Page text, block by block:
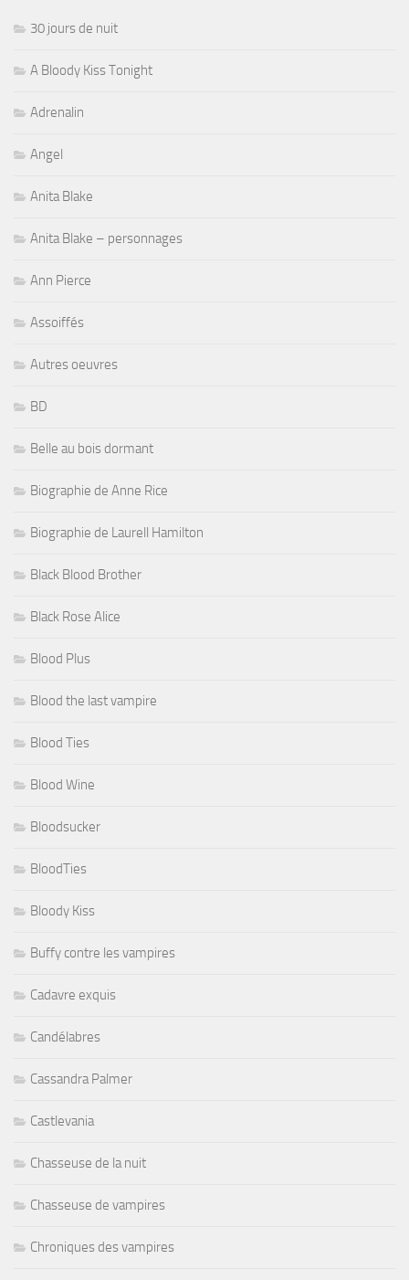
30 jours de nuit
A Bloody Kiss Tonight
Adrenalin
Angel
Anita Blake
Anita Blake – personnages
Ann Pierce
Assoiffés
Autres oeuvres
BD
Belle au bois dormant
Biographie de Anne Rice
Biographie de Laurell Hamilton
Black Blood Brother
Black Rose Alice
Blood Plus
Blood the last vampire
Blood Ties
Blood Wine
Bloodsucker
BloodTies
Bloody Kiss
Buffy contre les vampires
Cadavre exquis
Candélabres
Cassandra Palmer
Castlevania
Chasseuse de la nuit
Chasseuse de vampires
Chroniques des vampires